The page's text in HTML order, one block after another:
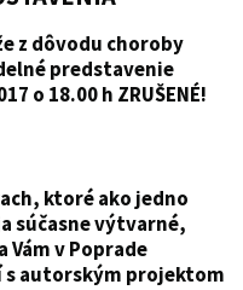
z dôvodu choroby
predstavenie
o 18.00 h ZRUŠENÉ!
ktoré ako jedno
súčasne výtvarné,
Vám v Poprade
s autorským projektom